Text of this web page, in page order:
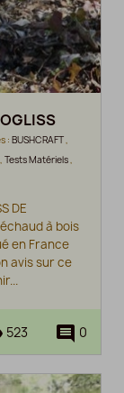
: BUSHCRAFT,
, Tests Matériels,
DE
à bois
en France
avis sur ce
comment 0
523